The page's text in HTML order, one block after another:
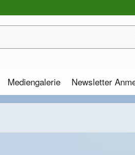
Mediengalerie Newsletter